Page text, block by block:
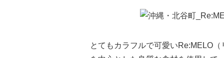
とてもカラフルで可愛いRe:MELO